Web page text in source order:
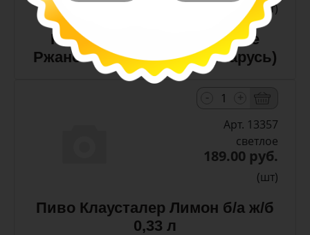
(шт)
Пиво Лидское Жигулевское
Ржаное 5,0% с/т 0,5 л (Беларусь)
Арт. 13357
светлое
189.00 руб.
(шт)
Пиво Клаусталер Лимон б/а ж/б
0,33 л